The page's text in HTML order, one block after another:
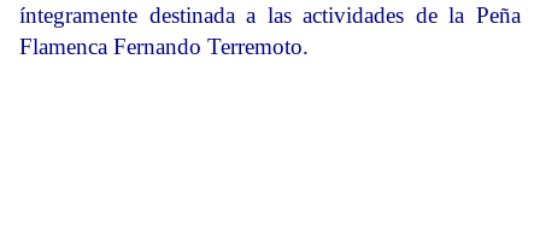
íntegramente destinada a las actividades de la Peña
Flamenca Fernando Terremoto.